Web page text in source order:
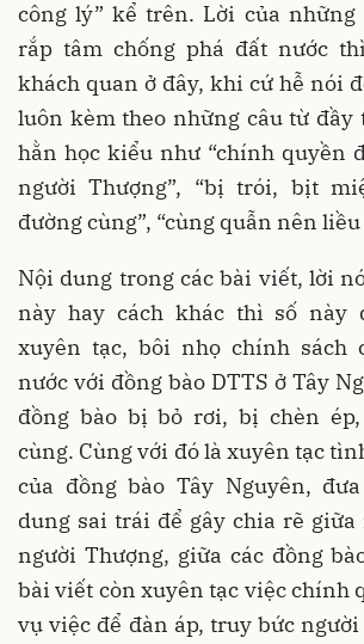
công lý” kể trên. Lời của
rắp tâm chống phá đất nước
khách quan ở đây, khi cứ hễ nói
luôn kèm theo những câu từ
hằn học kiểu như “chính quyền
người Thượng”, “bị trói, bịt
đường cùng”, “cùng quẫn nên
Nội dung trong các bài viết, lời
này hay cách khác thì số này
xuyên tạc, bôi nhọ chính sách
nước với đồng bào DTTS ở Tây
đồng bào bị bỏ rơi, bị chèn
cùng. Cùng với đó là xuyên tạc
của đồng bào Tây Nguyên,
dung sai trái để gây chia rẽ
người Thượng, giữa các đồng
bài viết còn xuyên tạc việc chính
vụ việc để đàn áp, truy bức người